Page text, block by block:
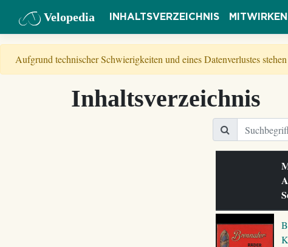
Velopedia INHALTSVERZEICHNIS
Aufgrund technischer Schwierigkeiten und eines Datenverlustes
Inhaltsverzeichnis